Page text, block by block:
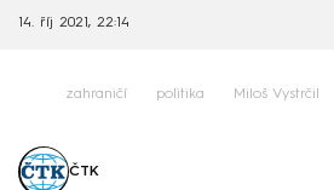
14. říj 2021, 22:14
zahraničí politika Miloš Vystrčil
ČTK